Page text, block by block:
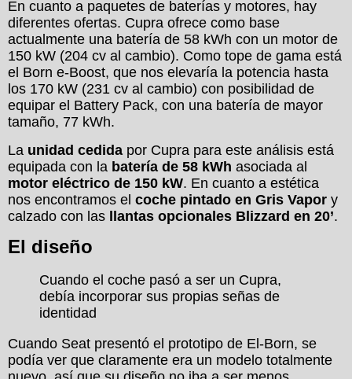
En cuanto a paquetes de baterías y motores, hay
diferentes ofertas. Cupra ofrece como base
actualmente una batería de 58 kWh con un motor de
150 kW (204 cv al cambio). Como tope de gama está
el Born e-Boost, que nos elevaría la potencia hasta
los 170 kW (231 cv al cambio) con posibilidad de
equipar el Battery Pack, con una batería de mayor
tamaño, 77 kWh.
La unidad cedida por Cupra para este análisis está
equipada con la batería de 58 kWh asociada al
motor eléctrico de 150 kW. En cuanto a estética
nos encontramos el coche pintado en Gris Vapor y
calzado con las llantas opcionales Blizzard en 20’.
El diseño
Cuando el coche pasó a ser un Cupra,
debía incorporar sus propias señas de
identidad
Cuando Seat presentó el prototipo de El-Born, se
podía ver que claramente era un modelo totalmente